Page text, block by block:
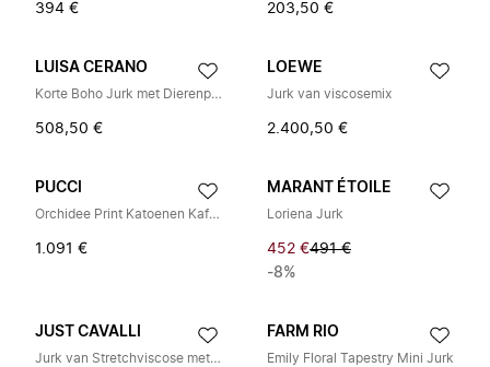
394 € 203,50 €
LUISA CERANO
Korte Boho Jurk met Dierenprint
508,50 €
LOEWE
Jurk van viscosemix
2.400,50 €
PUCCI
Orchidee Print Katoenen Kaftan
1.091 €
MARANT ÉTOILE
Loriena Jurk
452 €491 €
-8%
JUST CAVALLI
Jurk van Stretchviscose met Print
FARM RIO
Emily Floral Tapestry Mini Jurk